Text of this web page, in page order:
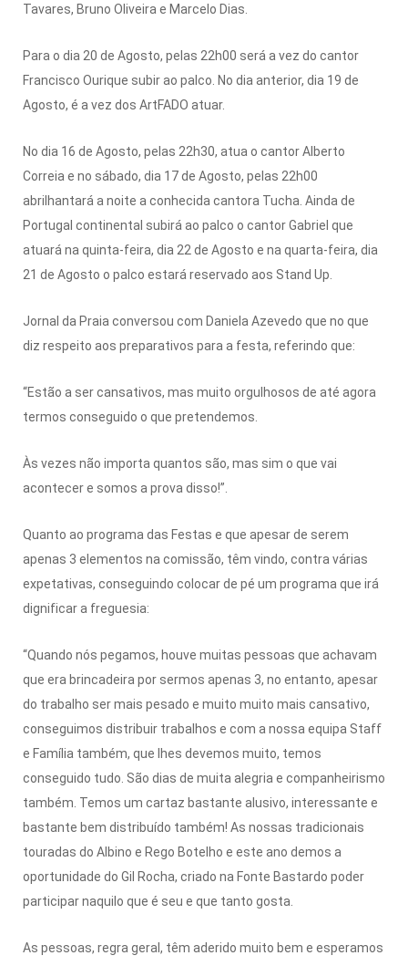
Tavares, Bruno Oliveira e Marcelo Dias.
Para o dia 20 de Agosto, pelas 22h00 será a vez do cantor
Francisco Ourique subir ao palco. No dia anterior, dia 19 de
Agosto, é a vez dos ArtFADO atuar.
No dia 16 de Agosto, pelas 22h30, atua o cantor Alberto
Correia e no sábado, dia 17 de Agosto, pelas 22h00
abrilhantará a noite a conhecida cantora Tucha. Ainda de
Portugal continental subirá ao palco o cantor Gabriel que
atuará na quinta-feira, dia 22 de Agosto e na quarta-feira, dia
21 de Agosto o palco estará reservado aos Stand Up.
Jornal da Praia conversou com Daniela Azevedo que no que
diz respeito aos preparativos para a festa, referindo que:
“Estão a ser cansativos, mas muito orgulhosos de até agora
termos conseguido o que pretendemos.
Às vezes não importa quantos são, mas sim o que vai
acontecer e somos a prova disso!”.
Quanto ao programa das Festas e que apesar de serem
apenas 3 elementos na comissão, têm vindo, contra várias
expetativas, conseguindo colocar de pé um programa que irá
dignificar a freguesia:
“Quando nós pegamos, houve muitas pessoas que achavam
que era brincadeira por sermos apenas 3, no entanto, apesar
do trabalho ser mais pesado e muito muito mais cansativo,
conseguimos distribuir trabalhos e com a nossa equipa Staff
e Família também, que lhes devemos muito, temos
conseguido tudo. São dias de muita alegria e companheirismo
também. Temos um cartaz bastante alusivo, interessante e
bastante bem distribuído também! As nossas tradicionais
touradas do Albino e Rego Botelho e este ano demos a
oportunidade do Gil Rocha, criado na Fonte Bastardo poder
participar naquilo que é seu e que tanto gosta.
As pessoas, regra geral, têm aderido muito bem e esperamos